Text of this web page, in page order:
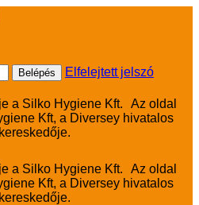
Elfelejtett jelszó
Az oldal
Kft, a Diversey hivatalos
Az oldal
Kft, a Diversey hivatalos